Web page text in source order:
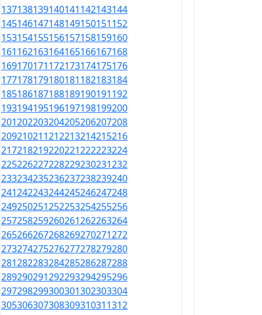
137138139140141142143144
145146147148149150151152
153154155156157158159160
161162163164165166167168
169170171172173174175176
177178179180181182183184
185186187188189190191192
193194195196197198199200
201202203204205206207208
209210211212213214215216
217218219220221222223224
225226227228229230231232
233234235236237238239240
241242243244245246247248
249250251252253254255256
257258259260261262263264
265266267268269270271272
273274275276277278279280
281282283284285286287288
289290291292293294295296
297298299300301302303304
305306307308309310311312